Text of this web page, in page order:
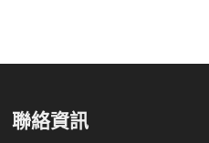
聯絡資訊